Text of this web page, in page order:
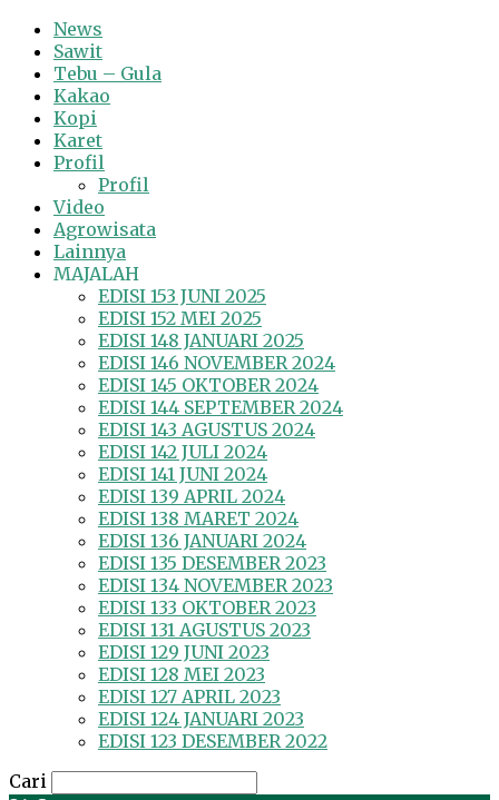
News
Sawit
Tebu – Gula
Kakao
Kopi
Karet
Profil
Profil
Video
Agrowisata
Lainnya
MAJALAH
EDISI 153 JUNI 2025
EDISI 152 MEI 2025
EDISI 148 JANUARI 2025
EDISI 146 NOVEMBER 2024
EDISI 145 OKTOBER 2024
EDISI 144 SEPTEMBER 2024
EDISI 143 AGUSTUS 2024
EDISI 142 JULI 2024
EDISI 141 JUNI 2024
EDISI 139 APRIL 2024
EDISI 138 MARET 2024
EDISI 136 JANUARI 2024
EDISI 135 DESEMBER 2023
EDISI 134 NOVEMBER 2023
EDISI 133 OKTOBER 2023
EDISI 131 AGUSTUS 2023
EDISI 129 JUNI 2023
EDISI 128 MEI 2023
EDISI 127 APRIL 2023
EDISI 124 JANUARI 2023
EDISI 123 DESEMBER 2022
Cari